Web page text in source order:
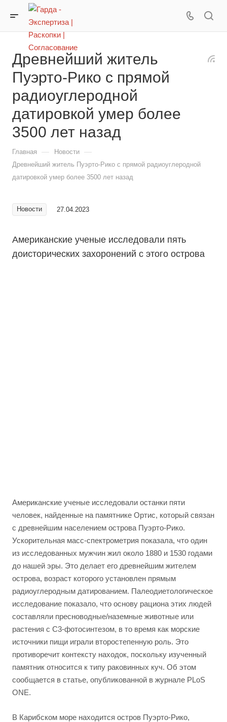
Древнейший житель
Пуэрто-Рико с прямой
радиоуглеродной
датировкой умер более
3500 лет назад
Главная — Новости —
Древнейший житель Пуэрто-Рико с прямой радиоуглеродной
датировкой умер более 3500 лет назад
Новости 27.04.2023
Американские ученые исследовали пять
доисторических захоронений с этого острова
Американские ученые исследовали останки пяти
человек, найденные на памятнике Ортис, который связан
с древнейшим населением острова Пуэрто-Рико.
Ускорительная масс-спектрометрия показала, что один
из исследованных мужчин жил около 1880 и 1530 годами
до нашей эры. Это делает его древнейшим жителем
острова, возраст которого установлен прямым
радиоуглеродным датированием. Палеодиетологическое
исследование показало, что основу рациона этих людей
составляли пресноводные/наземные животные или
растения с С3-фотосинтезом, в то время как морские
источники пищи играли второстепенную роль. Это
противоречит контексту находок, поскольку изученный
памятник относится к типу раковинных куч. Об этом
сообщается в статье, опубликованной в журнале PLoS
ONE.
В Карибском море находится остров Пуэрто-Рико,